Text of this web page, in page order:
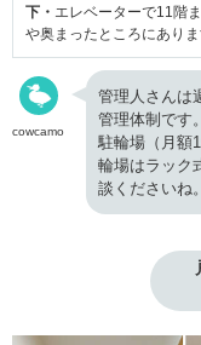
下・ エレベーターで11階
や奥まったところにあり
cowcamo
管理人さんは
管理体制です
駐輪場（月額
輪場はラック
談くださいね。